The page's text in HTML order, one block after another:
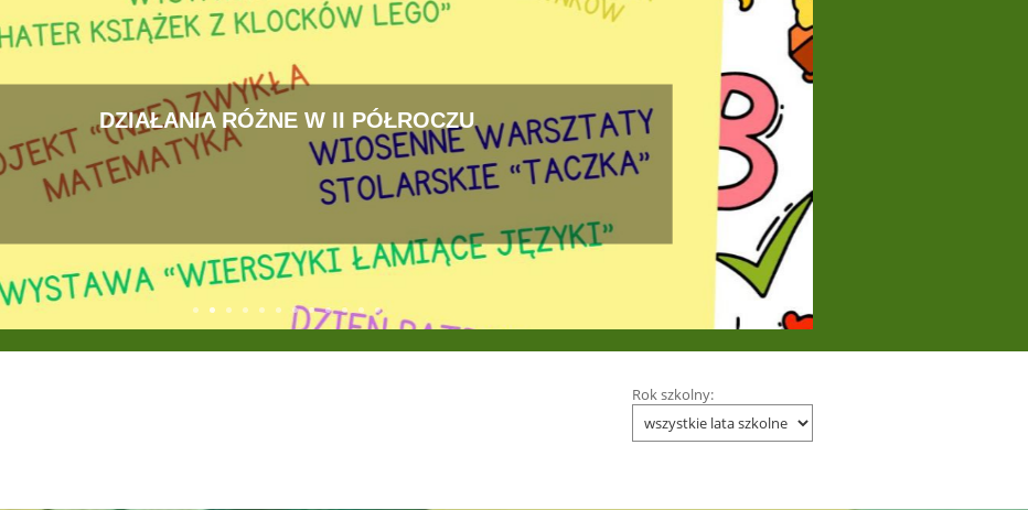
DZIAŁANIA RÓŻNE W II PÓŁROCZU
Czytaj więcej
Rok szkolny: